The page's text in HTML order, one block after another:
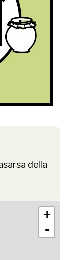
della
+
-